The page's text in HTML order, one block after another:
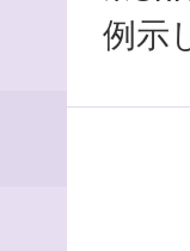
例示